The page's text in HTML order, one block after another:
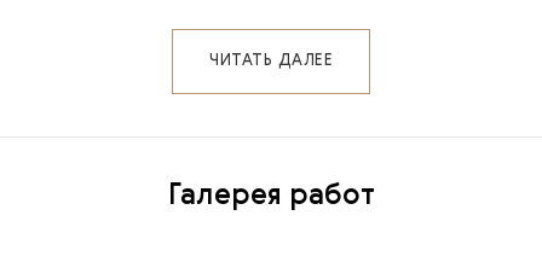
ЧИТАТЬ ДАЛЕЕ
Галерея работ